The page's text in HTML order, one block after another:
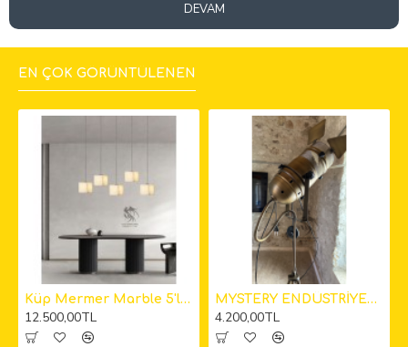
DEVAM
EN ÇOK GÖRÜNTÜLENEN
Küp Mermer Marble 5'li Sarkıt Avize 12cm
12.500,00TL
MYSTERY ENDÜSTRİYEL KAMERA LAMBADER
4.200,00TL